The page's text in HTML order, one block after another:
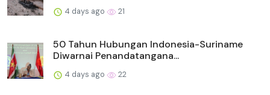
4 days ago 21
50 Tahun Hubungan Indonesia-Suriname
Diwarnai Penandatangana...
4 days ago 22